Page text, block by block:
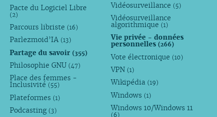
Pacte du Logiciel Libre
(2)
Parcours libriste (16)
Parlezmoid’IA (13)
Partage du savoir (355)
Philosophie GNU (47)
Place des femmes -
Inclusivité (55)
Plateformes (1)
Podcasting (3)
Vidéosurveillance (5)
Vidéosurveillance
algorithmique (1)
Vie privée - données
personnelles(266)
Vote électronique (10)
VPN (1)
Wikipédia (19)
Windows (1)
Windows 10/Windows 11
(6)